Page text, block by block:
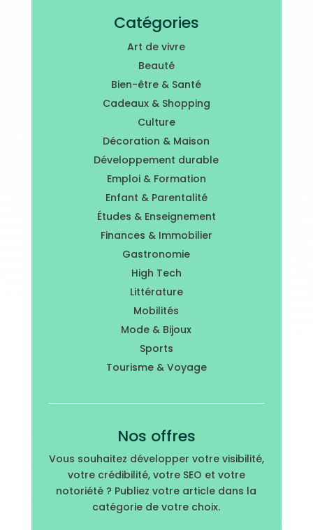
Catégories
Art de vivre
Beauté
Bien-être & Santé
Cadeaux & Shopping
Culture
Décoration & Maison
Développement durable
Emploi & Formation
Enfant & Parentalité
Études & Enseignement
Finances & Immobilier
Gastronomie
High Tech
Littérature
Mobilités
Mode & Bijoux
Sports
Tourisme & Voyage
Nos offres
Vous souhaitez développer votre visibilité,
votre crédibilité, votre SEO et votre
notoriété ? Publiez votre article dans la
catégorie de votre choix.